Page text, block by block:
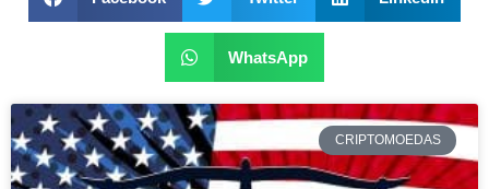
WhatsApp
CRIPTOMOEDAS